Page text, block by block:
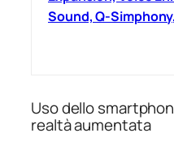
Sound, Q-
Uso dello
realtà aumentata